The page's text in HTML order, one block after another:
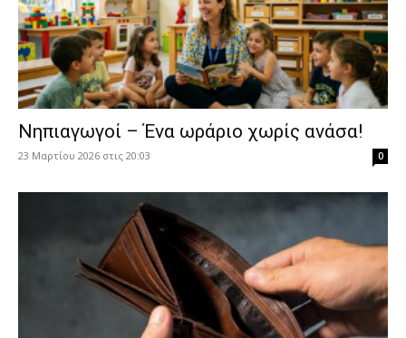
Νηπιαγωγοί – Ένα ωράριο χωρίς ανάσα!
23 Μαρτίου 2026 στις 20:03 0